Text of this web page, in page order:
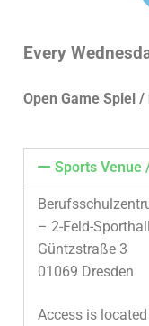
Every
Open Game Spiel
Sports Venue
– 2-Feld-
Güntzstraße 3
01069 Dresden
Access is